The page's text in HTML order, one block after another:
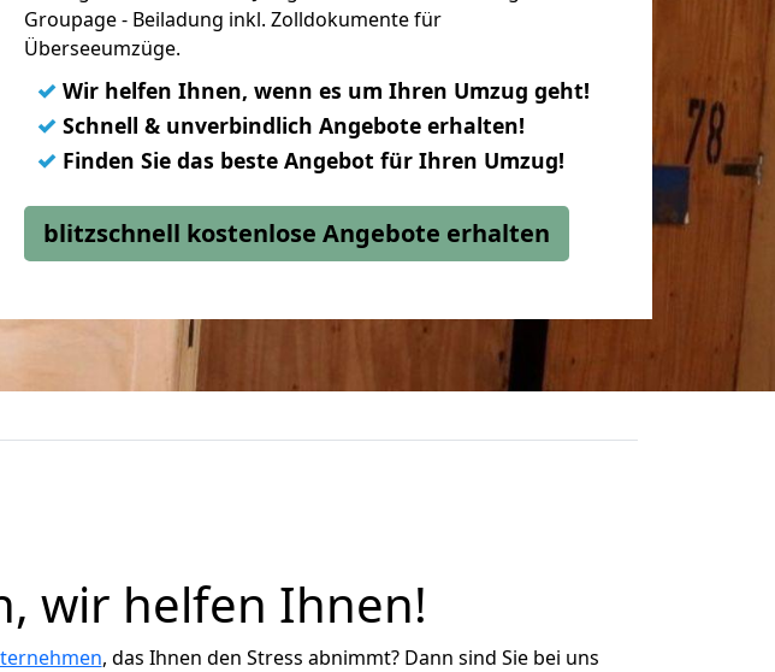
Groupage - Beiladung inkl. Zolldokumente für
Überseeumzüge.
✓ Wir helfen Ihnen, wenn es um Ihren Umzug geht!
✓ Schnell & unverbindlich Angebote erhalten!
✓ Finden Sie das beste Angebot für Ihren Umzug!
blitzschnell kostenlose Angebote erhalten
wir helfen Ihnen!
, das Ihnen den Stress abnimmt? Dann sind Sie bei uns